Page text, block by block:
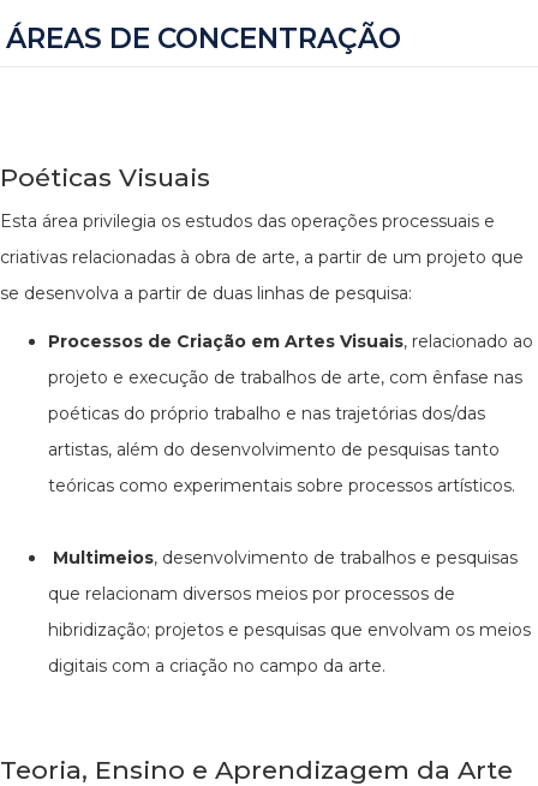
ÁREAS DE CONCENTRAÇÃO
Poéticas Visuais
Esta área privilegia os estudos das operações processuais e
criativas relacionadas à obra de arte, a partir de um projeto que
se desenvolva a partir de duas linhas de pesquisa:
Processos de Criação em Artes Visuais, relacionado ao
projeto e execução de trabalhos de arte, com ênfase nas
poéticas do próprio trabalho e nas trajetórias dos/das
artistas, além do desenvolvimento de pesquisas tanto
teóricas como experimentais sobre processos artísticos.
Multimeios, desenvolvimento de trabalhos e pesquisas
que relacionam diversos meios por processos de
hibridização; projetos e pesquisas que envolvam os meios
digitais com a criação no campo da arte.
Teoria, Ensino e Aprendizagem da Arte